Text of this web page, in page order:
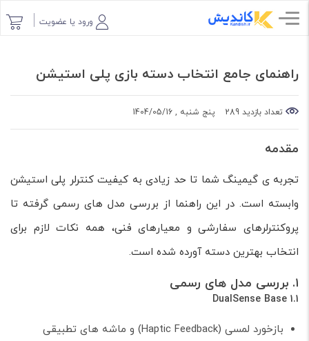
ورود یا عضویت
راهنمای جامع انتخاب دسته بازی پلی‌ استیشن
تعداد بازدید 289 پنج شنبه , 1404/05/16
مقدمه
تجربه ی گیمینگ شما تا حد زیادی به کیفیت کنترلر پلی استیشن
وابسته است. در این راهنما از بررسی مدل های رسمی گرفته تا
پروکنترلرهای سفارشی و معیارهای فنی، همه نکات لازم برای
انتخاب بهترین دسته آورده شده است.
۱. بررسی مدل های رسمی
1.1 DualSense Base
بازخورد لمسی (Haptic Feedback) و ماشه های تطبیقی